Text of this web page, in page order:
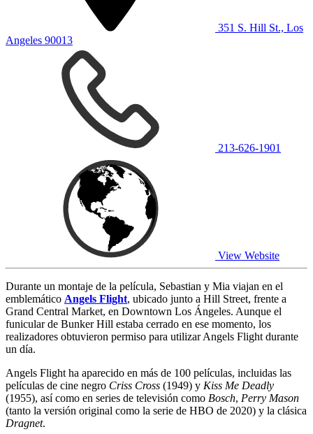
351 S. Hill St., Los
Angeles 90013
213-626-1901
View Website
Durante un montaje de la película, Sebastian y Mia viajan en el
emblemático Angels Flight, ubicado junto a Hill Street, frente a
Grand Central Market, en Downtown Los Ángeles. Aunque el
funicular de Bunker Hill estaba cerrado en ese momento, los
realizadores obtuvieron permiso para utilizar Angels Flight durante
un día.
Angels Flight ha aparecido en más de 100 películas, incluidas las
películas de cine negro Criss Cross (1949) y Kiss Me Deadly
(1955), así como en series de televisión como Bosch, Perry Mason
(tanto la versión original como la serie de HBO de 2020) y la clásica
Dragnet.